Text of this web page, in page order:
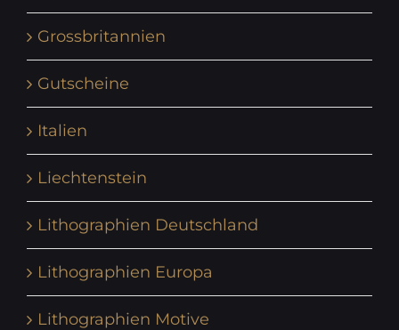
Grossbritannien
Gutscheine
Italien
Liechtenstein
Lithographien Deutschland
Lithographien Europa
Lithographien Motive